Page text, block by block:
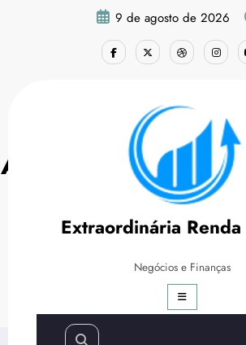
9 de agosto de 2026
Extraordinária
Negócios e Finanças
A Importância de
Sua Empresa
Página inicial
Marketing
A Importância de um Site para